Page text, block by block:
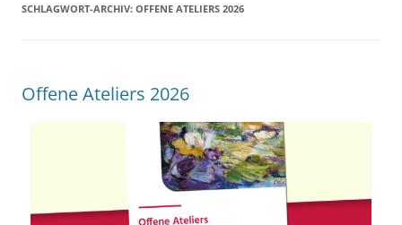
SCHLAGWORT-ARCHIV: OFFENE ATELIERS 2026
Offene Ateliers 2026